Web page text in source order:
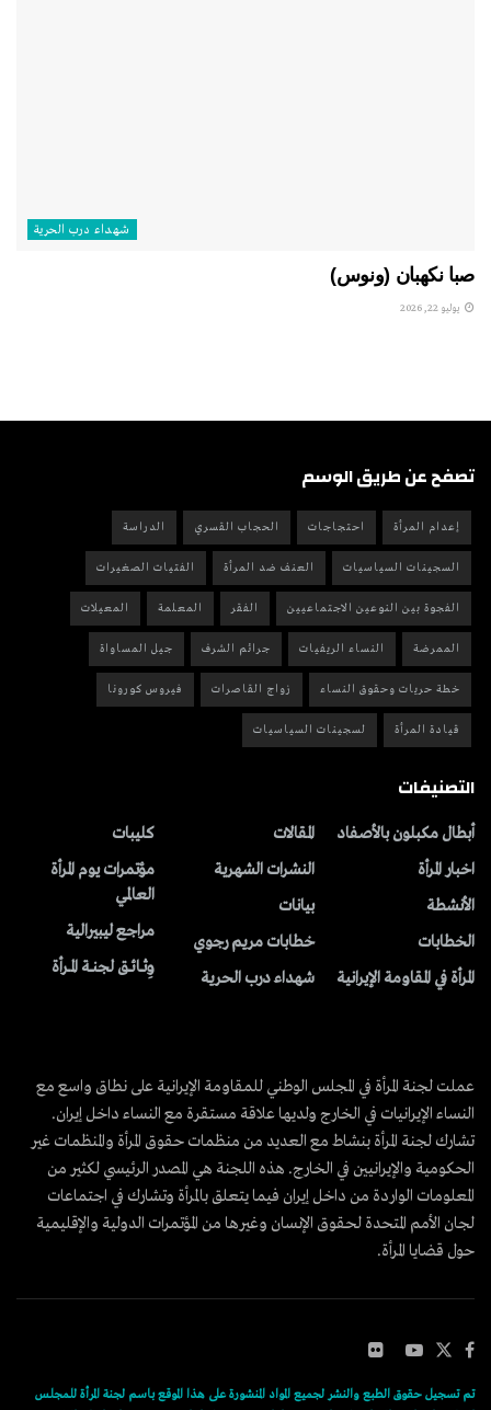
شهداء درب الحرية
صبا نكهبان (ونوس)
يوليو 22, 2026
تصفح عن طريق الوسم
إعدام المرأة احتجاجات الحجاب القسري الدراسة
السجينات السياسيات العنف ضد المرأة الفتيات الصغيرات
الفجوة بين النوعين الاجتماعيين الفقر المعلمة المعيلات
الممرضة النساء الريفيات جرائم الشرف جيل المساواة
خطة حريات وحقوق النساء زواج القاصرات فيروس كورونا
قيادة المرأة لسجينات السياسيات
التصنيفات
أبطال مكبلون بالأصفاد
اخبار المرأة
الأنشطة
الخطابات
المرأة في المقاومة الإيرانية
المقالات
النشرات الشهریة
بیانات
خطابات مريم رجوي
شهداء درب الحرية
کلیبات
مؤتمرات يوم المرأة
العالمي
مراجع ليبيرالية
وِثــائــق لجنــة المــرأة
عملت لجنة المرأة في المجلس الوطني للمقاومة الإيرانية على نطاق واسع مع
النساء الإيرانيات في الخارج ولديها علاقة مستقرة مع النساء داخل إيران.
تشارك لجنة المرأة بنشاط مع العديد من منظمات حقوق المرأة والمنظمات غير
الحكومية والإيرانيين في الخارج. هذه اللجنة هي المصدر الرئيسي لكثير من
المعلومات الواردة من داخل إيران فيما يتعلق بالمرأة وتشارك في اجتماعات
لجان الأمم المتحدة لحقوق الإنسان وغيرها من المؤتمرات الدولية والإقليمية
حول قضايا المرأة.
تم تسجيل حقوق الطبع والنشر لجميع المواد المنشورة على هذا الموقع باسم لجنة المرأة للمجلس